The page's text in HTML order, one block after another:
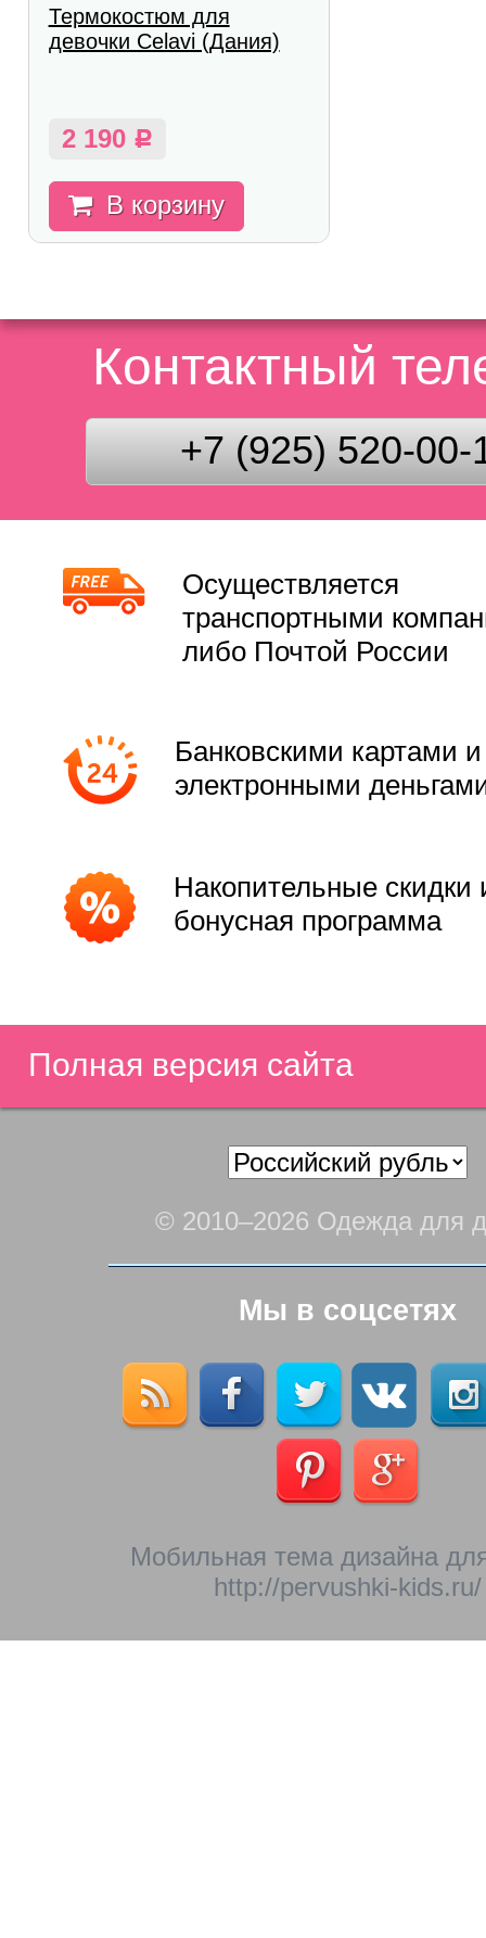
Термокостюм для
девочки Celavi (Дания)
2 190 Р
В корзину
Контактный
+7 (925) 520-00-
Осуществляется
транспортными
либо Почтой России
Банковскими картами и
электронными
Накопительные скидки
бонусная программа
Полная версия сайта
© 2010–2026 Одежда для
Мы в соцсетях
Мобильная тема дизайна
http://pervushki-kids.ru/